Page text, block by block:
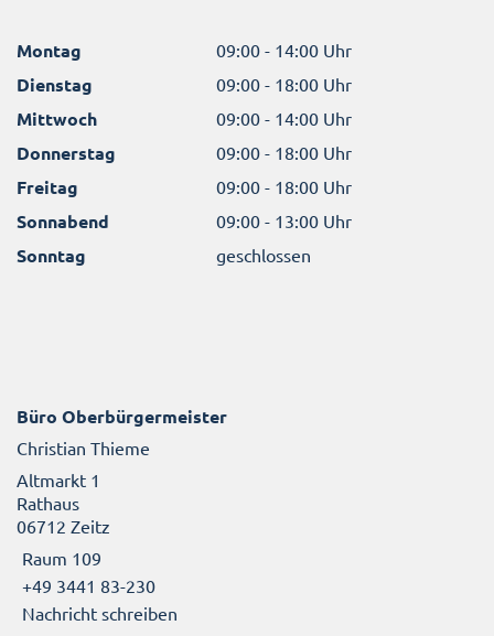
Montag 09:00 - 14:00 Uhr
Dienstag 09:00 - 18:00 Uhr
Mittwoch 09:00 - 14:00 Uhr
Donnerstag 09:00 - 18:00 Uhr
Freitag 09:00 - 18:00 Uhr
Sonnabend 09:00 - 13:00 Uhr
Sonntag geschlossen
Büro Oberbürgermeister
Christian Thieme
Altmarkt 1
Rathaus
06712 Zeitz
Raum 109
+49 3441 83-230
Nachricht schreiben